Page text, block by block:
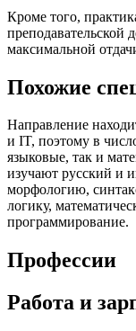
Кроме того,
преподавательской
максимальной
Похожие
Направление
и IT, поэтому в
языковые, так и
изучают русский и
морфологию,
логику,
программирование.
Профессии
Работа и